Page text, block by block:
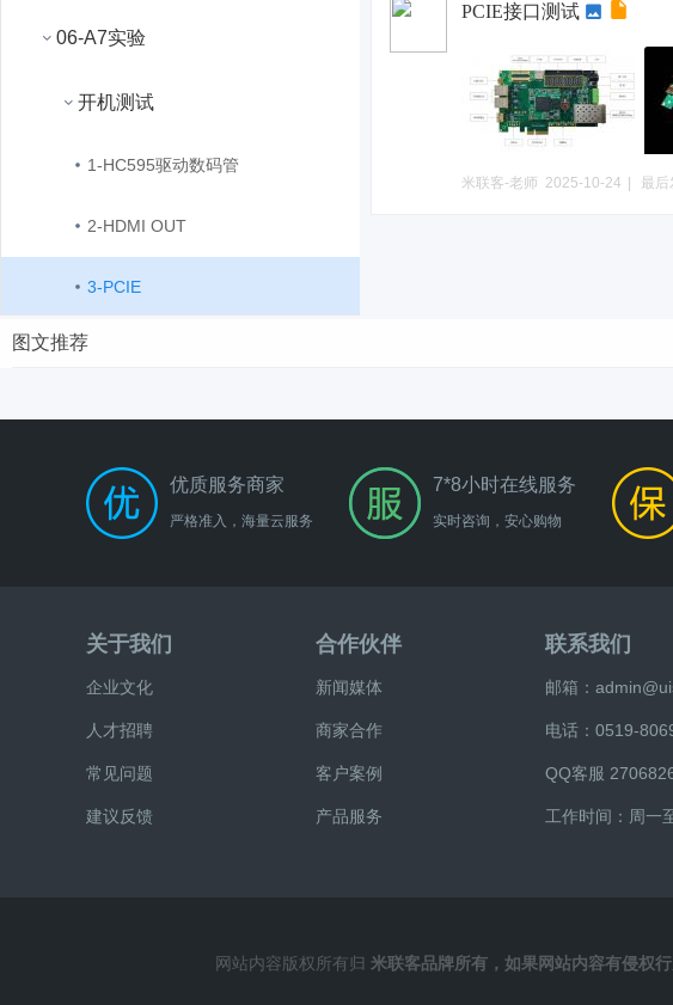
06-A7实验
开机测试
1-HC595驱动数码管
2-HDMI OUT
3-PCIE
4-PL DDR
6-RS485
7-SFP光口
9-程序固化
驱动与接口
PCIE接口测试
米联客-老师 2025-10-24 最后
图文推荐
优质服务商家
严格准入，海量云服务
7*8小时在线服务
实时咨询，安心购物
关于我们
企业文化
人才招聘
常见问题
建议反馈
合作伙伴
新闻媒体
商家合作
客户案例
产品服务
联系我们
邮箱：
电话：0519-
QQ客服
工作时间：周一
网站内容版权所有归 米联客品牌所有，如果网站内容有侵权